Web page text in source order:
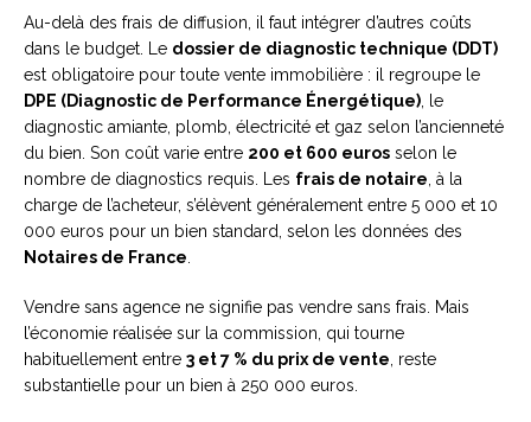
Au-delà des frais de diffusion, il faut intégrer d’autres coûts
dans le budget. Le dossier de diagnostic technique (DDT)
est obligatoire pour toute vente immobilière : il regroupe le
DPE (Diagnostic de Performance Énergétique), le
diagnostic amiante, plomb, électricité et gaz selon l’ancienneté
du bien. Son coût varie entre 200 et 600 euros selon le
nombre de diagnostics requis. Les frais de notaire, à la
charge de l’acheteur, s’élèvent généralement entre 5 000 et 10
000 euros pour un bien standard, selon les données des
Notaires de France.
Vendre sans agence ne signifie pas vendre sans frais. Mais
l’économie réalisée sur la commission, qui tourne
habituellement entre 3 et 7 % du prix de vente, reste
substantielle pour un bien à 250 000 euros.